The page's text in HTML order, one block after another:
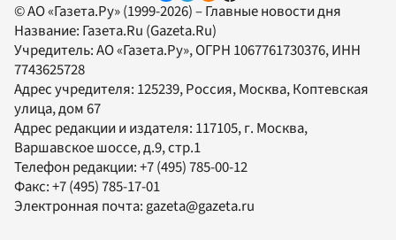
© АО «Газета.Ру» (1999-2026) – Главные новости дня
Название: Газета.Ru (Gazeta.Ru)
Учредитель:АО «Газета.Ру», ОГРН 1067761730376, ИНН
7743625728
Адрес учредителя: 125239, Россия, Москва, Коптевская
улица, дом 67
Адрес редакции и издателя: 117105, г. Москва,
Варшавское шоссе, д.9, стр.1
Телефон редакции:+7 (495) 785-00-12
Факс:+7 (495) 785-17-01
Электронная почта:gazeta@gazeta.ru